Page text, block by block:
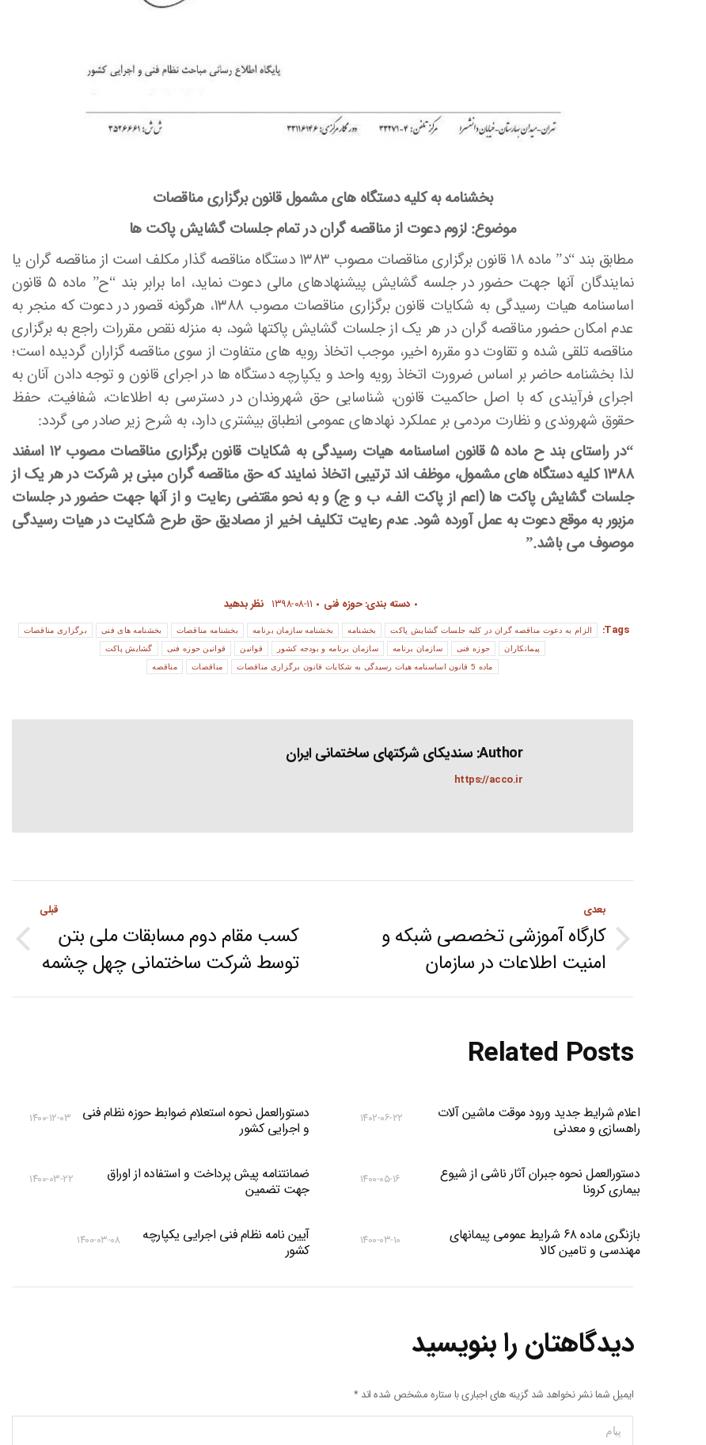
بخشنامه به کلیه دستگاه های مشمول قانون برگزاری مناقصات
موضوع: لزوم دعوت از مناقصه گران در تمام جلسات گشایش پاکت ها
مطابق بند “د” ماده ۱۸ قانون برگزاری مناقصات مصوب ۱۳۸۳ دستگاه مناقصه گذار مکلف است از مناقصه گران یا
نمایندگان آنها جهت حضور در جلسه گشایش پیشنهادهای مالی دعوت نماید، اما برابر بند “ح” ماده ۵ قانون
اساسنامه هیات رسیدگی به شکایات قانون برگزاری مناقصات مصوب ۱۳۸۸، هرگونه قصور در دعوت که منجر به
عدم امکان حضور مناقصه گران در هر یک از جلسات گشایش پاکتها شود، به منزله نقص مقررات راجع به برگزاری
مناقصه تلقی شده و تقاوت دو مقرره اخیر، موجب اتخاذ رویه های متفاوت از سوی مناقصه گزاران گردیده است؛
لذا بخشنامه حاضر بر اساس ضرورت اتخاذ رویه واحد و یکپارچه دستگاه ها در اجرای قانون و توجه دادن آنان به
اجرای فرآیندی که با اصل حاکمیت قانون، شناسایی حق شهروندان در دسترسی به اطلاعات، شفافیت، حفظ
حقوق شهروندی و نظارت مردمی بر عملکرد نهادهای عمومی انطباق بیشتری دارد، به شرح زیر صادر می گردد:
“در راستای بند ح ماده ۵ قانون اساسنامه هیات رسیدگی به شکایات قانون برگزاری مناقصات مصوب ۱۲ اسفند
۱۳۸۸ کلیه دستگاه های مشمول، موظف اند ترتیبی اتخاذ نمایند که حق مناقصه گران مبنی بر شرکت در هر یک از
جلسات گشایش پاکت ها (اعم از پاکت الف، ب و ج) و به نحو مقتضی رعایت و از آنها جهت حضور در جلسات
مزبور به موقع دعوت به عمل آورده شود. عدم رعایت تکلیف اخیر از مصادیق حق طرح شکایت در هیات رسیدگی
موصوف می باشد.”
دسته بندی:حوزه فنی ۱۳۹۸-۰۸-۱۱ نظر بدهید
Tags:
الزام به دعوت مناقصه گران در کلیه جلسات گشایش پاکت بخشنامه بخشنامه سازمان برنامه بخشنامه مناقصات بخشنامه های فنی برگزاری مناقصات
پیمانکاران حوزه فنی سازمان برنامه سازمان برنامه و بودجه کشور قوانین قوانین حوزه فنی گشایش پاکت
ماده 5 قانون اساسنامه هیات رسیدگی به شکایات قانون برگزاری مناقصات مناقصات مناقصه
Author: سندیکای شرکتهای ساختمانی ایران
https://acco.ir
Post
navigation
قبلی
Previous
کسب مقام دوم مسابقات ملی بتن
توسط شرکت ساختمانی چهل چشمه
بعدی
Next
post:
کارگاه آموزشی تخصصی شبکه و
امنیت اطلاعات در سازمان
Related Posts
اعلام شرایط جدید ورود موقت ماشین آلات
راهسازی و معدنی
۱۴۰۲-۰۶-۲۲
دستورالعمل نحوه استعلام ضوابط حوزه نظام فنی
و اجرایی کشور
۱۴۰۰-۱۲-۰۳
دستورالعمل نحوه جبران آثار ناشی از شیوع
بیماری کرونا
۱۴۰۰-۰۵-۱۶
ضمانتنامه پیش پرداخت و استفاده از اوراق
جهت تضمین
۱۴۰۰-۰۳-۲۲
بازنگری ماده ۶۸ شرایط عمومی پیمانهای
مهندسی و تامین کالا
۱۴۰۰-۰۳-۱۰
آیین نامه نظام فنی اجرایی یکپارچه
کشور
۱۴۰۰-۰۳-۰۸
دیدگاهتان را بنویسید
ایمیل شما نشر نخواهد شد گزینه های اجباری با ستاره مشخص شده اند*
پیام